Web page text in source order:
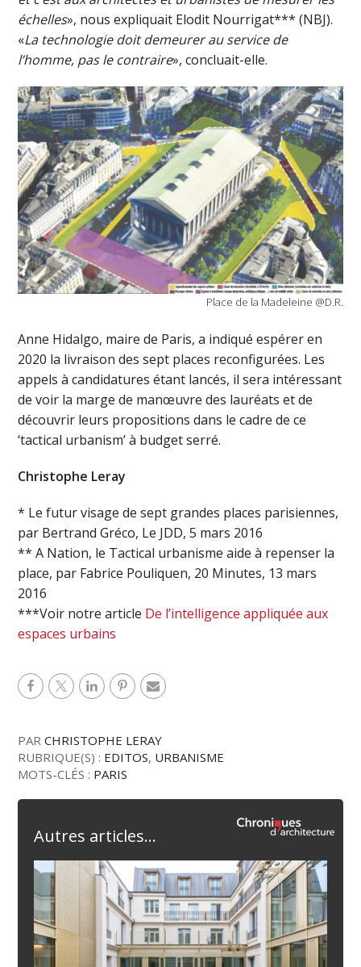
échelles», nous expliquait Elodit Nourrigat*** (NBJ).
«La technologie doit demeurer au service de
l’homme, pas le contraire», concluait-elle.
Place de la Madeleine @D.R.
Anne Hidalgo, maire de Paris, a indiqué espérer en
2020 la livraison des sept places reconfigurées. Les
appels à candidatures étant lancés, il sera intéressant
de voir la marge de manœuvre des lauréats et de
découvrir leurs propositions dans le cadre de ce
‘tactical urbanism’ à budget serré.
Christophe Leray
* Le futur visage de sept grandes places parisiennes,
par Bertrand Gréco, Le JDD, 5 mars 2016
** A Nation, le Tactical urbanisme aide à repenser la
place, par Fabrice Pouliquen, 20 Minutes, 13 mars
2016
***Voir notre article De l’intelligence appliquée aux
espaces urbains
PARCHRISTOPHE LERAY
RUBRIQUE(S) : EDITOS, URBANISME
MOTS-CLÉS : PARIS
Autres articles...